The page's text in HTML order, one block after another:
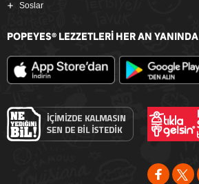
Soslar
POPEYES® LEZZETLERİ HER AN YANINDA